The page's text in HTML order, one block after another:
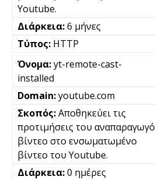
Youtube.
6 μήνες
HTTP
yt-remote-cast-
installed
youtube.com
Αποθηκεύει τις
προτιμήσεις του αναπαραγωγό
βίντεο στο ενσωματωμένο
βίντεο του Youtube.
0 ημέρες